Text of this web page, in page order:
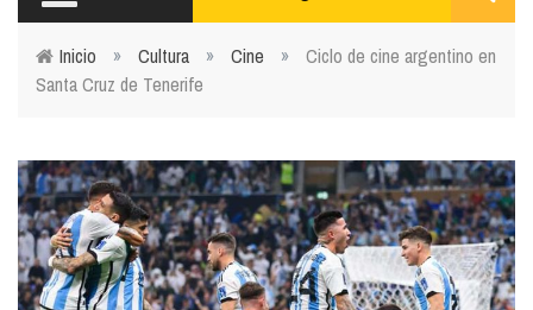
Usted está aquí
Inicio » Cultura » Cine »
Ciclo de cine argentino en
Santa Cruz de Tenerife